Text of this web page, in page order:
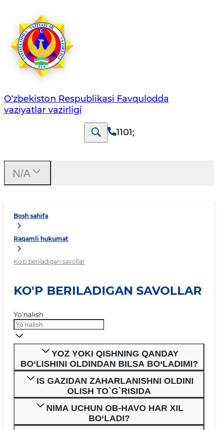
O‘zbеkistоn Rеspublikаsi Favqulodda
vaziyatlar vazirligi
1101;
Bosh sahifa
Raqamli hukumat
Ko'p beriladigan savollar
KO'P BERILADIGAN SAVOLLAR
Yo‘nalish
YOZ YOKI QISHNING QANDAY
BO‘LISHINI OLDINDAN BILSA BO‘LADIMI?
IS GAZIDAN ZAHARLANISHNI OLDINI
OLISH TO`G`RISIDA
NIMA UCHUN OB-HAVO HAR XIL
BO‘LADI?
N/A